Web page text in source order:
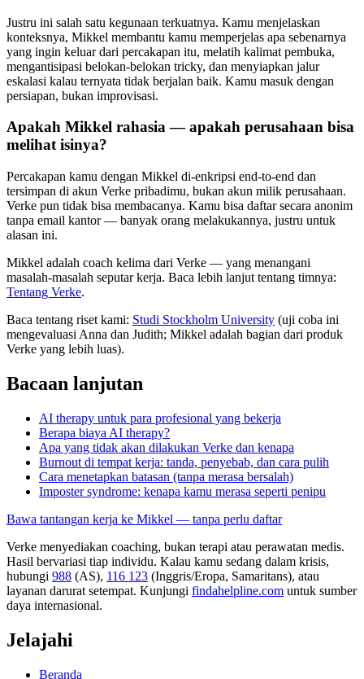
Justru ini salah satu kegunaan terkuatnya. Kamu menjelaskan
konteksnya, Mikkel membantu kamu memperjelas apa sebenarnya
yang ingin keluar dari percakapan itu, melatih kalimat pembuka,
mengantisipasi belokan-belokan tricky, dan menyiapkan jalur
eskalasi kalau ternyata tidak berjalan baik. Kamu masuk dengan
persiapan, bukan improvisasi.
Apakah Mikkel rahasia — apakah perusahaan bisa
melihat isinya?
Percakapan kamu dengan Mikkel di-enkripsi end-to-end dan
tersimpan di akun Verke pribadimu, bukan akun milik perusahaan.
Verke pun tidak bisa membacanya. Kamu bisa daftar secara anonim
tanpa email kantor — banyak orang melakukannya, justru untuk
alasan ini.
Mikkel adalah coach kelima dari Verke — yang menangani
masalah-masalah seputar kerja. Baca lebih lanjut tentang timnya:
Tentang Verke.
Baca tentang riset kami: Studi Stockholm University (uji coba ini
mengevaluasi Anna dan Judith; Mikkel adalah bagian dari produk
Verke yang lebih luas).
Bacaan lanjutan
AI therapy untuk para profesional yang bekerja
Berapa biaya AI therapy?
Apa yang tidak akan dilakukan Verke dan kenapa
Burnout di tempat kerja: tanda, penyebab, dan cara pulih
Cara menetapkan batasan (tanpa merasa bersalah)
Imposter syndrome: kenapa kamu merasa seperti penipu
Bawa tantangan kerja ke Mikkel — tanpa perlu daftar
Verke menyediakan coaching, bukan terapi atau perawatan medis.
Hasil bervariasi tiap individu. Kalau kamu sedang dalam krisis,
hubungi 988 (AS), 116 123 (Inggris/Eropa, Samaritans), atau
layanan darurat setempat. Kunjungi findahelpline.com untuk sumber
daya internasional.
Jelajahi
Beranda